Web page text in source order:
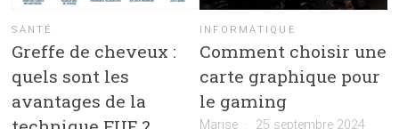
SANTÉ
Greffe de cheveux :
quels sont les
avantages de la
INFORMATIQUE
Comment choisir une
carte graphique pour
le gaming
Marise 25 septembre 2024